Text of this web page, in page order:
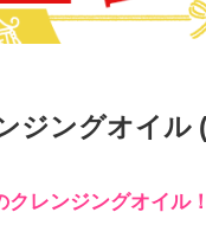
ジングオイル
レンジングオイル！